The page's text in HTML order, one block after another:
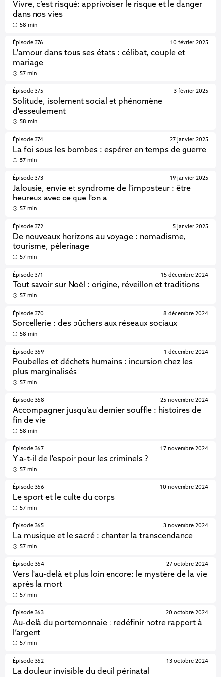
Vivre, c’est risqué: apprivoiser le risque et le danger
dans nos vies
58 min
Épisode 376
L'amour dans tous ses états : célibat, couple et
mariage
10 février 2025
57 min
Épisode 375
Solitude, isolement social et phénomène
d'esseulement
3 février 2025
58 min
Épisode 374
La foi sous les bombes : espérer en temps de guerre
27 janvier 2025
57 min
Épisode 373
Jalousie, envie et syndrome de l'imposteur : être
heureux avec ce que l'on a
19 janvier 2025
57 min
Épisode 372
De nouveaux horizons au voyage : nomadisme,
tourisme, pèlerinage
5 janvier 2025
57 min
Épisode 371
Tout savoir sur Noël : origine, réveillon et traditions
15 décembre 2024
57 min
Épisode 370
Sorcellerie : des bûchers aux réseaux sociaux
8 décembre 2024
58 min
Épisode 369
Poubelles et déchets humains : incursion chez les
plus marginalisés
1 décembre 2024
57 min
Épisode 368
Accompagner jusqu’au dernier souffle : histoires de
fin de vie
25 novembre 2024
58 min
Épisode 367
Y a-t-il de l'espoir pour les criminels ?
17 novembre 2024
57 min
Épisode 366
Le sport et le culte du corps
10 novembre 2024
57 min
Épisode 365
La musique et le sacré : chanter la transcendance
3 novembre 2024
57 min
Épisode 364
Vers l'au-delà et plus loin encore: le mystère de la vie
après la mort
27 octobre 2024
57 min
Épisode 363
Au-delà du portemonnaie : redéfinir notre rapport à
l’argent
20 octobre 2024
57 min
Épisode 362
La douleur invisible du deuil périnatal
13 octobre 2024